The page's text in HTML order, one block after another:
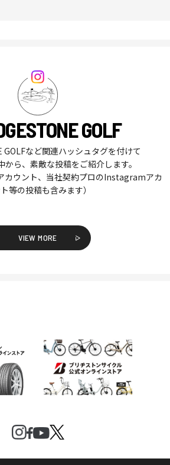
GOLF
GOLFなど関連ハッシュタグを付けて
から、素敵な投稿をご紹介します。
カウント、当社契約プロのInstagramアカ
等の投稿も含みます）
VIEW MORE